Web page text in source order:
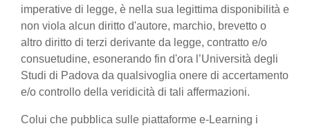
imperative di legge, è nella sua legittima disponibilità e
non viola alcun diritto d'autore, marchio, brevetto o
altro diritto di terzi derivante da legge, contratto e/o
consuetudine, esonerando fin d'ora l’Università degli
Studi di Padova da qualsivoglia onere di accertamento
e/o controllo della veridicità di tali affermazioni.
Colui che pubblica sulle piattaforme e-Learning i